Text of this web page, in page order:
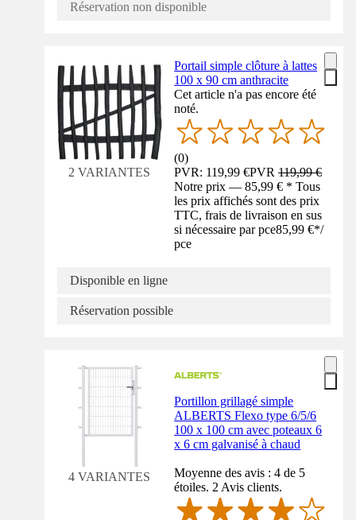
Réservation non disponible
2 VARIANTES
Portail simple clôture à lattes
100 x 90 cm anthracite
Cet article n'a pas encore été
noté.
(0)
PVR: 119,99 €PVR119,99 €
Notre prix — 85,99 € * Tous
les prix affichés sont des prix
TTC, frais de livraison en sus
si nécessaire par pce85,99 €*/
pce
Disponible en ligne
Réservation possible
4 VARIANTES
Portillon grillagé simple
ALBERTS Flexo type 6/5/6
100 x 100 cm avec poteaux 6
x 6 cm galvanisé à chaud
Moyenne des avis : 4 de 5
étoiles. 2 Avis clients.